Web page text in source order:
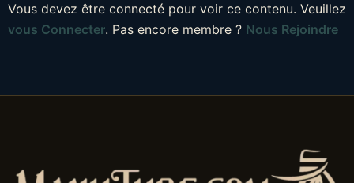
Vous devez être connecté pour voir ce contenu. Veuillez
vous Connecter. Pas encore membre ? Nous Rejoindre